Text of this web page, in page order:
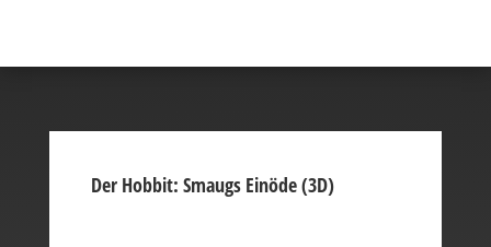
Der Hobbit: Smaugs Einöde (3D)